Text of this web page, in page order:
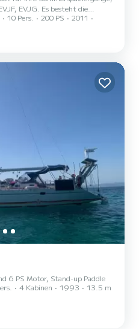
EVJG. Es besteht die
zu mieten, wenn Sie einen
10 Pers. 200 PS
2011
6 PS Motor, Stand-up Paddle
4 Kabinen 1993
13.5 m